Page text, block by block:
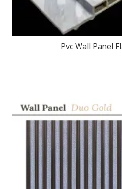
Pvc Wall Panel